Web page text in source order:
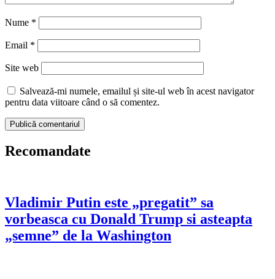
Nume *
Email *
Site web
Salvează-mi numele, emailul și site-ul web în acest navigator
pentru data viitoare când o să comentez.
Recomandate
Vladimir Putin este „pregatit” sa
vorbeasca cu Donald Trump si asteapta
„semne” de la Washington